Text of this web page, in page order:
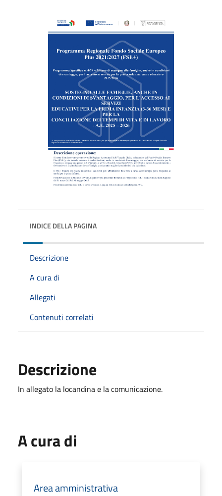
INDICE DELLA PAGINA
Descrizione
A cura di
Allegati
Contenuti correlati
Descrizione
In allegato la locandina e la comunicazione.
A cura di
Area amministrativa